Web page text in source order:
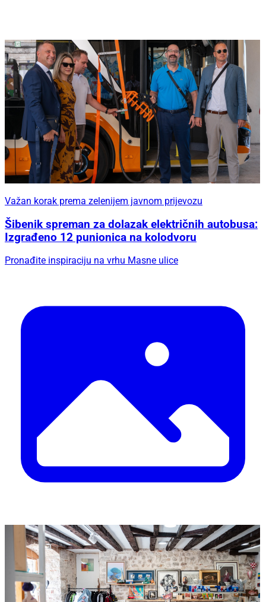
Važan korak prema zelenijem javnom prijevozu
Šibenik spreman za dolazak električnih autobusa:
Izgrađeno 12 punionica na kolodvoru
Pronađite inspiraciju na vrhu Masne ulice